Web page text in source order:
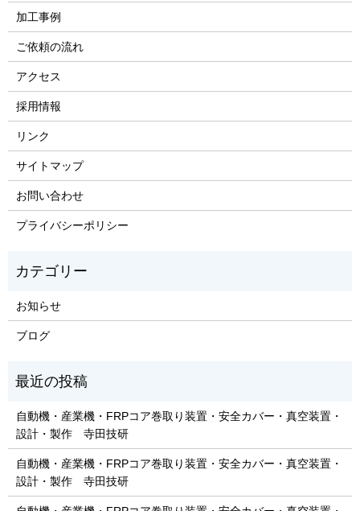
加工事例
ご依頼の流れ
アクセス
採用情報
リンク
サイトマップ
お問い合わせ
プライバシーポリシー
お知らせ
ブログ
自動機・産業機・FRPコア巻取り装置・安全カバー・真空装置・
設計・製作 寺田技研
自動機・産業機・FRPコア巻取り装置・安全カバー・真空装置・
設計・製作 寺田技研